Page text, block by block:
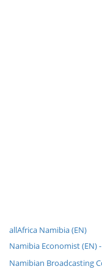
allAfrica Namibia (EN)
Namibia Economist (EN)
Namibian Broadcasting